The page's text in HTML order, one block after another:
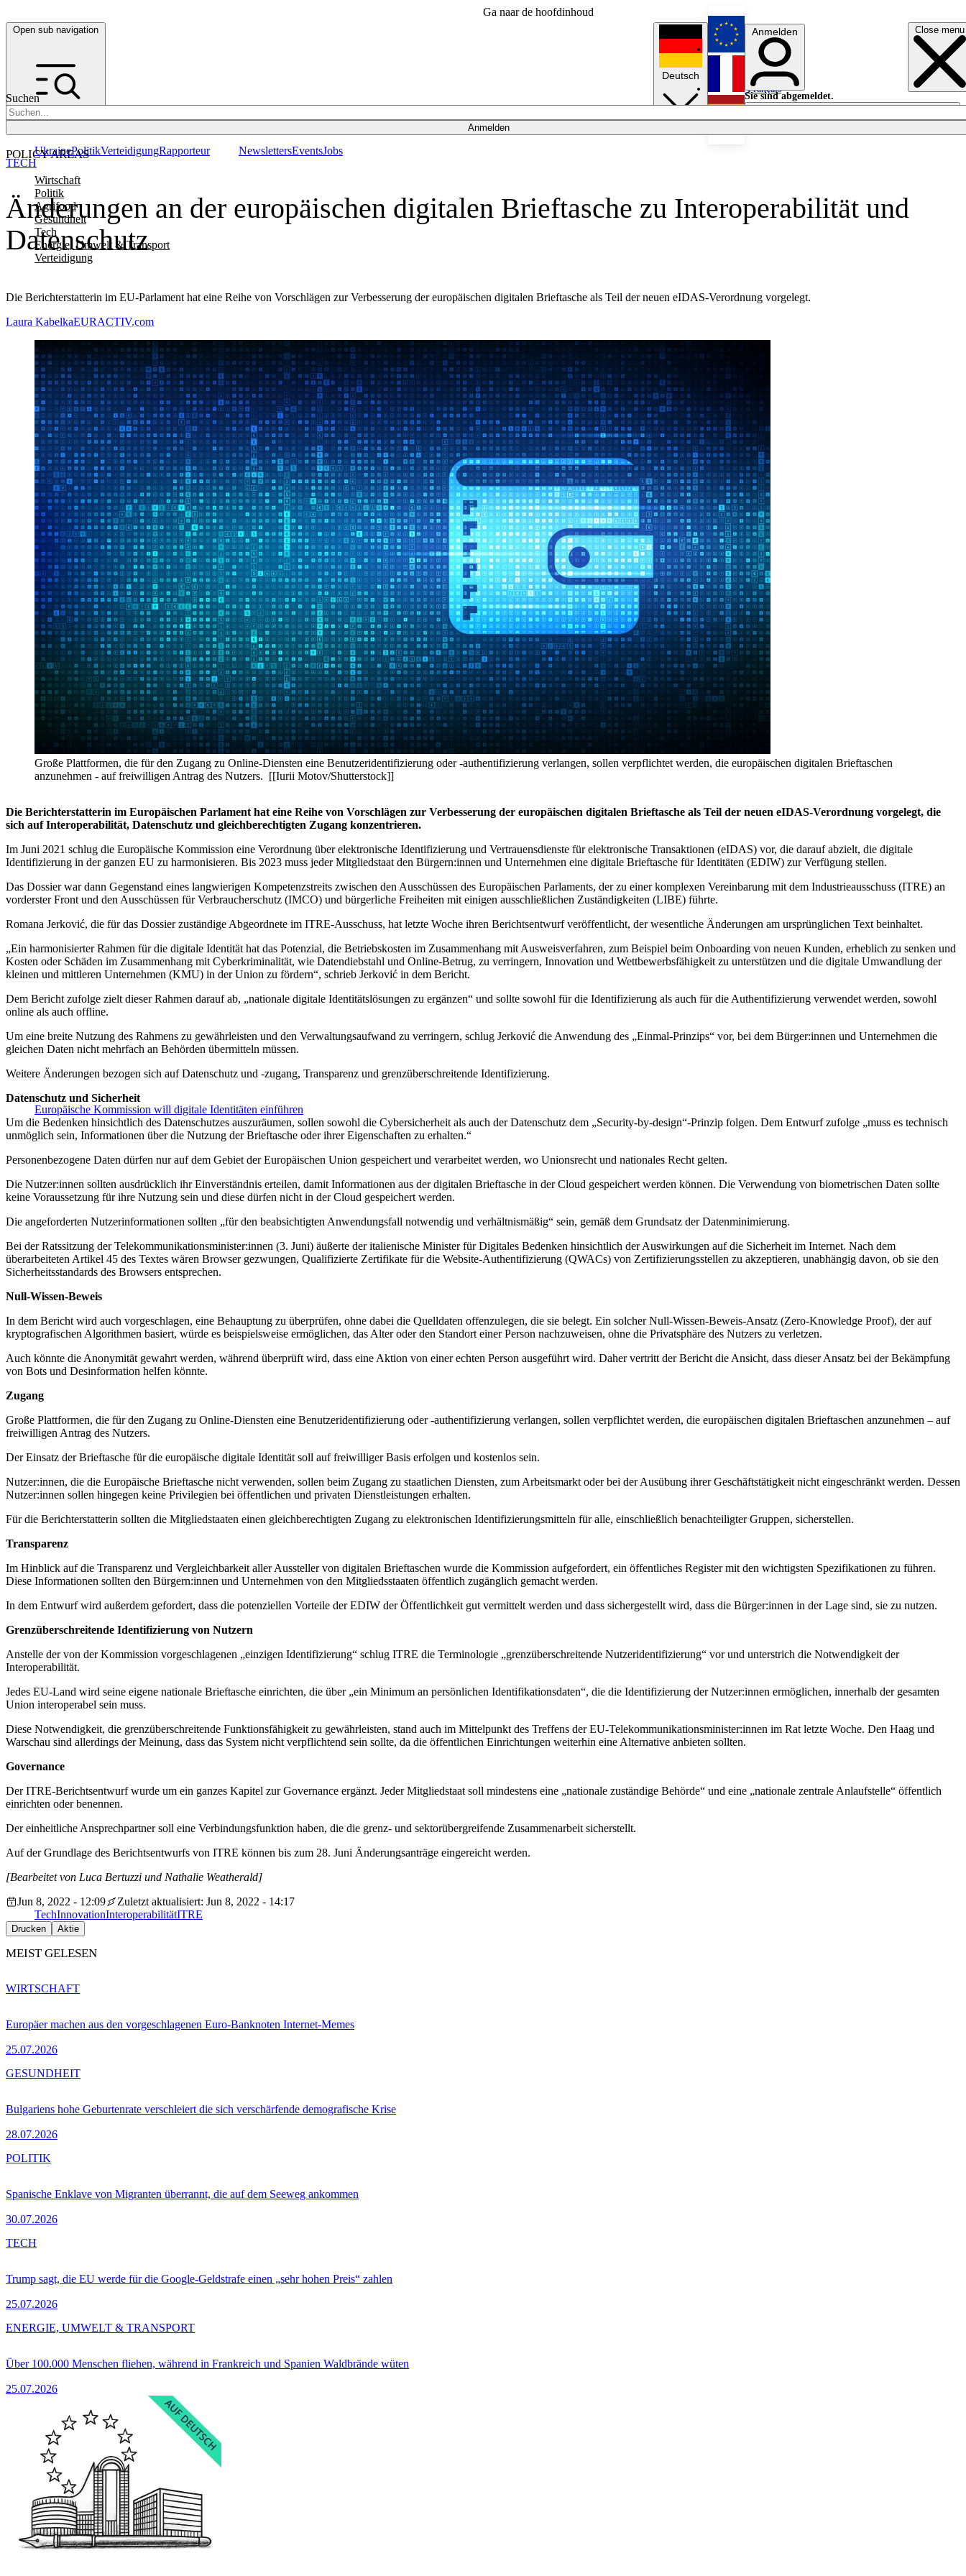
Ga naar de hoofdinhoud
Open sub navigation Close menu
Suchen
Anmelden
POLICY AREAS
Wirtschaft
Politik
Agrifood
Gesundheit
Tech
Energie, Umwelt & Transport
Verteidigung
UkrainePolitikVerteidigungRapporteur NewslettersEventsJobs
Deutsch
English
Français
Anmelden
Sie sind abgemeldet.
Anmelden
Licht aus
Änderungen an der europäischen digitalen Brieftasche zu Interoperabilität und
Datenschutz
Die Berichterstatterin im EU-Parlament hat eine Reihe von Vorschlägen zur Verbesserung der europäischen digitalen Brieftasche als Teil der neuen eIDAS-Verordnung vorgelegt.
TECH
Laura KabelkaEURACTIV.com
Große Plattformen, die für den Zugang zu Online-Diensten eine Benutzeridentifizierung oder -authentifizierung verlangen, sollen verpflichtet werden, die europäischen digitalen Brieftaschen
anzunehmen - auf freiwilligen Antrag des Nutzers. [[Iurii Motov/Shutterstock]]
Die Berichterstatterin im Europäischen Parlament hat eine Reihe von Vorschlägen zur Verbesserung der europäischen digitalen Brieftasche als Teil der neuen eIDAS-Verordnung vorgelegt, die
sich auf Interoperabilität, Datenschutz und gleichberechtigten Zugang konzentrieren.
Im Juni 2021 schlug die Europäische Kommission eine Verordnung über elektronische Identifizierung und Vertrauensdienste für elektronische Transaktionen (eIDAS) vor, die darauf abzielt, die digitale
Identifizierung in der ganzen EU zu harmonisieren. Bis 2023 muss jeder Mitgliedstaat den Bürgern:innen und Unternehmen eine digitale Brieftasche für Identitäten (EDIW) zur Verfügung stellen.
Das Dossier war dann Gegenstand eines langwierigen Kompetenzstreits zwischen den Ausschüssen des Europäischen Parlaments, der zu einer komplexen Vereinbarung mit dem Industrieausschuss (ITRE) an
vorderster Front und den Ausschüssen für Verbraucherschutz (IMCO) und bürgerliche Freiheiten mit einigen ausschließlichen Zuständigkeiten (LIBE) führte.
Romana Jerković, die für das Dossier zuständige Abgeordnete im ITRE-Ausschuss, hat letzte Woche ihren Berichtsentwurf veröffentlicht, der wesentliche Änderungen am ursprünglichen Text beinhaltet.
„Ein harmonisierter Rahmen für die digitale Identität hat das Potenzial, die Betriebskosten im Zusammenhang mit Ausweisverfahren, zum Beispiel beim Onboarding von neuen Kunden, erheblich zu senken und
Kosten oder Schäden im Zusammenhang mit Cyberkriminalität, wie Datendiebstahl und Online-Betrug, zu verringern, Innovation und Wettbewerbsfähigkeit zu unterstützen und die digitale Umwandlung der
kleinen und mittleren Unternehmen (KMU) in der Union zu fördern“, schrieb Jerković in dem Bericht.
Dem Bericht zufolge zielt dieser Rahmen darauf ab, „nationale digitale Identitätslösungen zu ergänzen“ und sollte sowohl für die Identifizierung als auch für die Authentifizierung verwendet werden, sowohl
online als auch offline.
Um eine breite Nutzung des Rahmens zu gewährleisten und den Verwaltungsaufwand zu verringern, schlug Jerković die Anwendung des „Einmal-Prinzips“ vor, bei dem Bürger:innen und Unternehmen die
gleichen Daten nicht mehrfach an Behörden übermitteln müssen.
Weitere Änderungen bezogen sich auf Datenschutz und -zugang, Transparenz und grenzüberschreitende Identifizierung.
Europäische Kommission will digitale Identitäten einführen
Datenschutz und Sicherheit
Um die Bedenken hinsichtlich des Datenschutzes auszuräumen, sollen sowohl die Cybersicherheit als auch der Datenschutz dem „Security-by-design“-Prinzip folgen. Dem Entwurf zufolge „muss es technisch
unmöglich sein, Informationen über die Nutzung der Brieftasche oder ihrer Eigenschaften zu erhalten.“
Personenbezogene Daten dürfen nur auf dem Gebiet der Europäischen Union gespeichert und verarbeitet werden, wo Unionsrecht und nationales Recht gelten.
Die Nutzer:innen sollten ausdrücklich ihr Einverständnis erteilen, damit Informationen aus der digitalen Brieftasche in der Cloud gespeichert werden können. Die Verwendung von biometrischen Daten sollte
keine Voraussetzung für ihre Nutzung sein und diese dürfen nicht in der Cloud gespeichert werden.
Die angeforderten Nutzerinformationen sollten „für den beabsichtigten Anwendungsfall notwendig und verhältnismäßig“ sein, gemäß dem Grundsatz der Datenminimierung.
Bei der Ratssitzung der Telekommunikationsminister:innen (3. Juni) äußerte der italienische Minister für Digitales Bedenken hinsichtlich der Auswirkungen auf die Sicherheit im Internet. Nach dem
überarbeiteten Artikel 45 des Textes wären Browser gezwungen, Qualifizierte Zertifikate für die Website-Authentifizierung (QWACs) von Zertifizierungsstellen zu akzeptieren, unabhängig davon, ob sie den
Sicherheitsstandards des Browsers entsprechen.
Null-Wissen-Beweis
In dem Bericht wird auch vorgeschlagen, eine Behauptung zu überprüfen, ohne dabei die Quelldaten offenzulegen, die sie belegt. Ein solcher Null-Wissen-Beweis-Ansatz (Zero-Knowledge Proof), der auf
kryptografischen Algorithmen basiert, würde es beispielsweise ermöglichen, das Alter oder den Standort einer Person nachzuweisen, ohne die Privatsphäre des Nutzers zu verletzen.
Auch könnte die Anonymität gewahrt werden, während überprüft wird, dass eine Aktion von einer echten Person ausgeführt wird. Daher vertritt der Bericht die Ansicht, dass dieser Ansatz bei der Bekämpfung
von Bots und Desinformation helfen könnte.
Zugang
Große Plattformen, die für den Zugang zu Online-Diensten eine Benutzeridentifizierung oder -authentifizierung verlangen, sollen verpflichtet werden, die europäischen digitalen Brieftaschen anzunehmen – auf
freiwilligen Antrag des Nutzers.
Der Einsatz der Brieftasche für die europäische digitale Identität soll auf freiwilliger Basis erfolgen und kostenlos sein.
Nutzer:innen, die die Europäische Brieftasche nicht verwenden, sollen beim Zugang zu staatlichen Diensten, zum Arbeitsmarkt oder bei der Ausübung ihrer Geschäftstätigkeit nicht eingeschränkt werden. Dessen
Nutzer:innen sollen hingegen keine Privilegien bei öffentlichen und privaten Dienstleistungen erhalten.
Für die Berichterstatterin sollten die Mitgliedstaaten einen gleichberechtigten Zugang zu elektronischen Identifizierungsmitteln für alle, einschließlich benachteiligter Gruppen, sicherstellen.
Transparenz
Im Hinblick auf die Transparenz und Vergleichbarkeit aller Aussteller von digitalen Brieftaschen wurde die Kommission aufgefordert, ein öffentliches Register mit den wichtigsten Spezifikationen zu führen.
Diese Informationen sollten den Bürgern:innen und Unternehmen von den Mitgliedsstaaten öffentlich zugänglich gemacht werden.
In dem Entwurf wird außerdem gefordert, dass die potenziellen Vorteile der EDIW der Öffentlichkeit gut vermittelt werden und dass sichergestellt wird, dass die Bürger:innen in der Lage sind, sie zu nutzen.
Grenzüberschreitende Identifizierung von Nutzern
Anstelle der von der Kommission vorgeschlagenen „einzigen Identifizierung“ schlug ITRE die Terminologie „grenzüberschreitende Nutzeridentifizierung“ vor und unterstrich die Notwendigkeit der
Interoperabilität.
Jedes EU-Land wird seine eigene nationale Brieftasche einrichten, die über „ein Minimum an persönlichen Identifikationsdaten“, die die Identifizierung der Nutzer:innen ermöglichen, innerhalb der gesamten
Union interoperabel sein muss.
Diese Notwendigkeit, die grenzüberschreitende Funktionsfähigkeit zu gewährleisten, stand auch im Mittelpunkt des Treffens der EU-Telekommunikationsminister:innen im Rat letzte Woche. Den Haag und
Warschau sind allerdings der Meinung, dass das System nicht verpflichtend sein sollte, da die öffentlichen Einrichtungen weiterhin eine Alternative anbieten sollten.
Governance
Der ITRE-Berichtsentwurf wurde um ein ganzes Kapitel zur Governance ergänzt. Jeder Mitgliedstaat soll mindestens eine „nationale zuständige Behörde“ und eine „nationale zentrale Anlaufstelle“ öffentlich
einrichten oder benennen.
Der einheitliche Ansprechpartner soll eine Verbindungsfunktion haben, die die grenz- und sektorübergreifende Zusammenarbeit sicherstellt.
Auf der Grundlage des Berichtsentwurfs von ITRE können bis zum 28. Juni Änderungsanträge eingereicht werden.
[Bearbeitet von Luca Bertuzzi und Nathalie Weatherald]
Jun 8, 2022 - 12:09
Zuletzt aktualisiert: Jun 8, 2022 - 14:17
TechInnovationInteroperabilitätITRE
Drucken Aktie
MEIST GELESEN
Europäer machen aus den vorgeschlagenen Euro-Banknoten Internet-Memes
25.07.2026
WIRTSCHAFT
Bulgariens hohe Geburtenrate verschleiert die sich verschärfende demografische Krise
28.07.2026
GESUNDHEIT
Spanische Enklave von Migranten überrannt, die auf dem Seeweg ankommen
30.07.2026
POLITIK
Trump sagt, die EU werde für die Google-Geldstrafe einen „sehr hohen Preis“ zahlen
25.07.2026
TECH
Über 100.000 Menschen fliehen, während in Frankreich und Spanien Waldbrände wüten
25.07.2026
ENERGIE, UMWELT & TRANSPORT